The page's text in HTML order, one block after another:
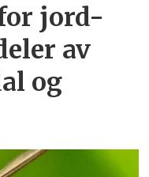
jord-
av
og